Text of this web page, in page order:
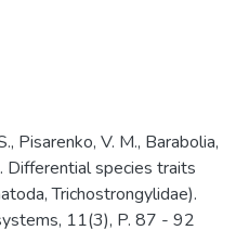
Pisarenko, V. M., Barabolia,
Differential species traits
Trichostrongylidae).
11(3), P. 87 - 92